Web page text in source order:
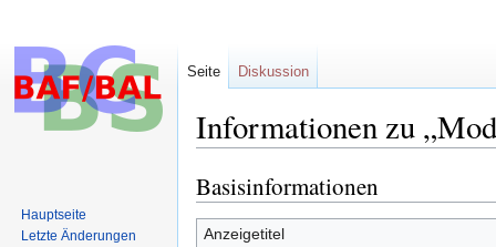
Informationen zu
Zur
Navigation
springen
Zur
Suche
springen
Basisinformationen
Anzeigetitel
Seite Diskussion
Hauptseite
Letzte Änderungen